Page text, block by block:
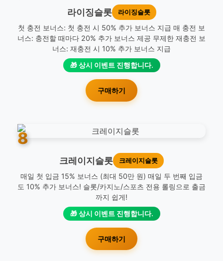
라이징슬롯 라이징슬롯
첫 충전 보너스: 첫 충전 시 50% 추가 보너스 지급 매 충전 보
너스: 충전할 때마다 20% 추가 보너스 제공 무제한 재충전 보
너스: 재충전 시 10% 추가 보너스 지급
🎁 상시 이벤트 진행합니다.
구매하기
8
크레이지슬롯 크레이지슬롯
매일 첫 입금 15% 보너스 (최대 50만 원) 매일 두 번째 입금
도 10% 추가 보너스! 슬롯/카지노/스포츠 전용 롤링으로 출금
까지 쉽게!
🎁 상시 이벤트 진행합니다.
구매하기